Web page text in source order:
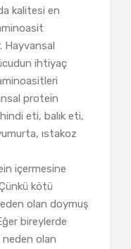
kalitesi en
Hayvansal
ihtiyaç
protein
eti, balık eti,
ıstakoz
içermesine
kötü
olan doymuş
bireylerde
olan